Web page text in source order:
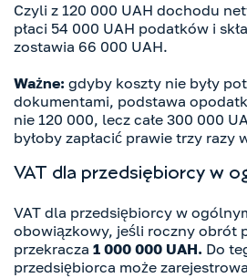
Czyli z 120 000 UAH dochodu
płaci 54 000 UAH podatków i
zostawia 66 000 UAH.
Ważne: gdyby koszty nie były
dokumentami, podstawa
nie 120 000, lecz całe 300 000
byłoby zapłacić prawie trzy razy
VAT dla przedsiębiorcy w
VAT dla przedsiębiorcy w
obowiązkowy, jeśli roczny obrót
przekracza 1 000 000 UAH. Do
przedsiębiorca może